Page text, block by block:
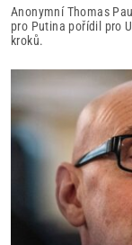
Anonymní Thomas
pro Putina pořídil pro
kroků.